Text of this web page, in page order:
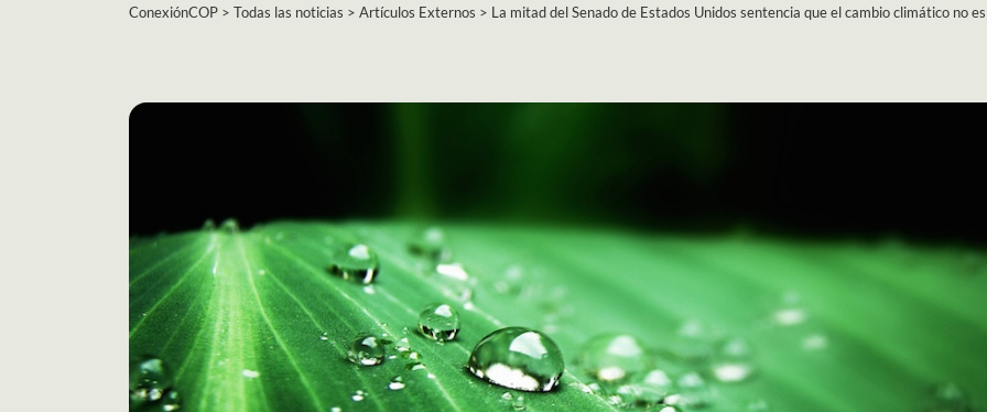
ConexiónCOP > Todas las noticias > Artículos Externos > La mitad del Senado de Estados Unidos sentencia que el cambio climático no